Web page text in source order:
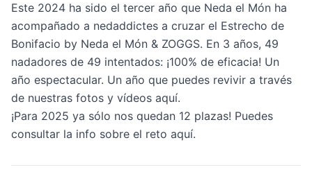
Este 2024 ha sido el tercer año que Neda el Món ha
acompañado a nedaddictes a cruzar el Estrecho de
Bonifacio by Neda el Món & ZOGGS. En 3 años, 49
nadadores de 49 intentados: ¡100% de eficacia! Un
año espectacular. Un año que puedes revivir a través
de nuestras fotos y vídeos aquí.
¡Para 2025 ya sólo nos quedan 12 plazas! Puedes
consultar la info sobre el reto aquí.